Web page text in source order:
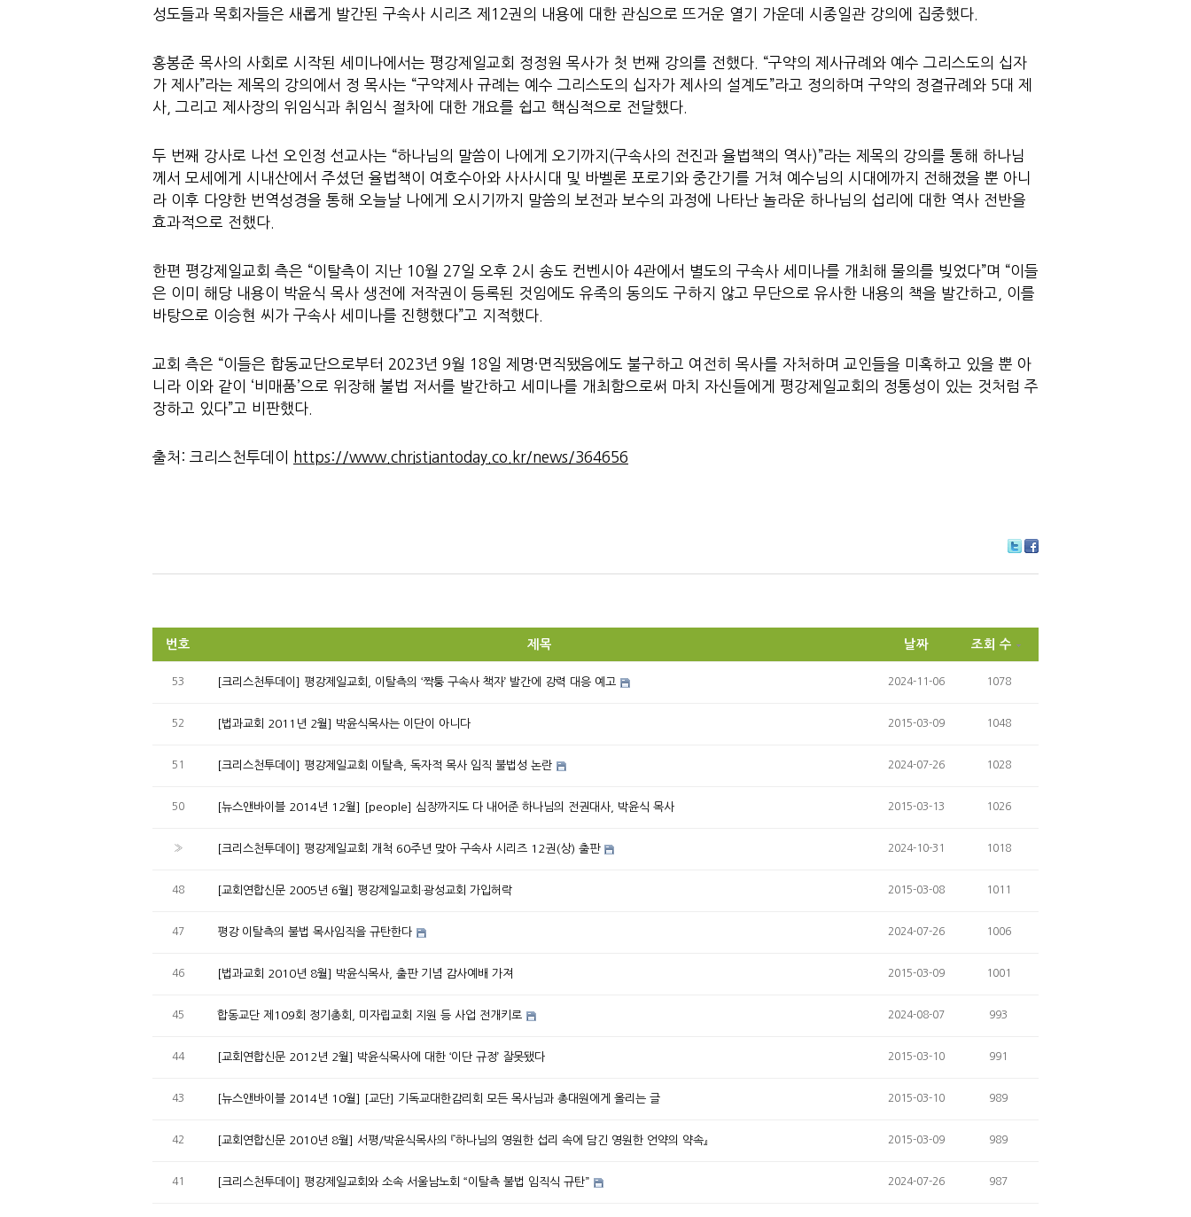
성도들과 목회자들은 새롭게 발간된 구속사 시리즈 제12권의 내용에 대한 관심으로 뜨거운 열기 가운데 시종일관 강의에 집중했다.
홍봉준 목사의 사회로 시작된 세미나에서는 평강제일교회 정정원 목사가 첫 번째 강의를 전했다. “구약의 제사규례와 예수 그리스도의 십자
가 제사”라는 제목의 강의에서 정 목사는 “구약제사 규례는 예수 그리스도의 십자가 제사의 설계도”라고 정의하며 구약의 정결규례와 5대 제
사, 그리고 제사장의 위임식과 취임식 절차에 대한 개요를 쉽고 핵심적으로 전달했다.
두 번째 강사로 나선 오인정 선교사는 “하나님의 말씀이 나에게 오기까지(구속사의 전진과 율법책의 역사)”라는 제목의 강의를 통해 하나님
께서 모세에게 시내산에서 주셨던 율법책이 여호수아와 사사시대 및 바벨론 포로기와 중간기를 거쳐 예수님의 시대에까지 전해졌을 뿐 아니
라 이후 다양한 번역성경을 통해 오늘날 나에게 오시기까지 말씀의 보전과 보수의 과정에 나타난 놀라운 하나님의 섭리에 대한 역사 전반을
효과적으로 전했다.
한편 평강제일교회 측은 “이탈측이 지난 10월 27일 오후 2시 송도 컨벤시아 4관에서 별도의 구속사 세미나를 개최해 물의를 빚었다”며 “이들
은 이미 해당 내용이 박윤식 목사 생전에 저작권이 등록된 것임에도 유족의 동의도 구하지 않고 무단으로 유사한 내용의 책을 발간하고, 이를
바탕으로 이승현 씨가 구속사 세미나를 진행했다”고 지적했다.
교회 측은 “이들은 합동교단으로부터 2023년 9월 18일 제명·면직됐음에도 불구하고 여전히 목사를 자처하며 교인들을 미혹하고 있을 뿐 아
니라 이와 같이 ‘비매품’으로 위장해 불법 저서를 발간하고 세미나를 개최함으로써 마치 자신들에게 평강제일교회의 정통성이 있는 것처럼 주
장하고 있다”고 비판했다.
출처: 크리스천투데이 https://www.christiantoday.co.kr/news/364656
itte ce
번호 제목 날짜 조회 수
53 [크리스천투데이] 평강제일교회, 이탈측의 ‘짝퉁 구속사 책자’ 발간에 강력 대응 예고 2024-11-06 1078
52 [법과교회 2011년 2월] 박윤식목사는 이단이 아니다 2015-03-09 1048
51 [크리스천투데이] 평강제일교회 이탈측, 독자적 목사 임직 불법성 논란 2024-07-26 1028
50 [뉴스앤바이블 2014년 12월] [people] 심장까지도 다 내어준 하나님의 전권대사, 박윤식 목사 2015-03-13 1026
» [크리스천투데이] 평강제일교회 개척 60주년 맞아 구속사 시리즈 12권(상) 출판 2024-10-31 1018
48 [교회연합신문 2005년 6월] 평강제일교회·광성교회 가입허락 2015-03-08 1011
47 평강 이탈측의 불법 목사임직을 규탄한다 2024-07-26 1006
46 [법과교회 2010년 8월] 박윤식목사, 출판 기념 감사예배 가져 2015-03-09 1001
45 합동교단 제109회 정기총회, 미자립교회 지원 등 사업 전개키로 2024-08-07 993
44 [교회연합신문 2012년 2월] 박윤식목사에 대한 ‘이단 규정’ 잘못됐다 2015-03-10 991
43 [뉴스앤바이블 2014년 10월] [교단] 기독교대한감리회 모든 목사님과 총대원에게 올리는 글 2015-03-10 989
42 [교회연합신문 2010년 8월] 서평/박윤식목사의 『하나님의 영원한 섭리 속에 담긴 영원한 언약의 약속』 2015-03-09 989
41 [크리스천투데이] 평강제일교회와 소속 서울남노회 “이탈측 불법 임직식 규탄” 2024-07-26 987